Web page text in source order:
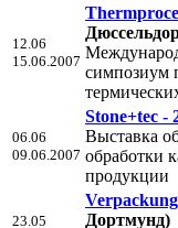
12.06
15.06.2007
симпозиум
06.06
09.06.2007
Stone+tec -
Выставка
обработки
продукции
23.05
Дортмунд)